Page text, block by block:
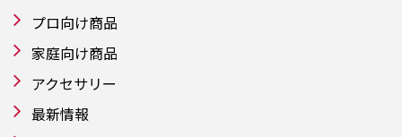
プロ向け商品
家庭向け商品
アクセサリー
最新情報